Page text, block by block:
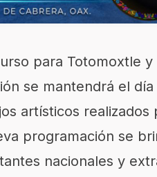
para Totomoxtle y
se mantendrá el
artísticos realizados
programación se
nacionales y